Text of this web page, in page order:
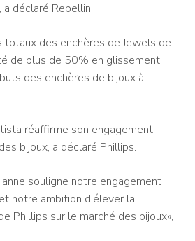
déclaré Repellin.
totaux des enchères de Jewels de
de plus de 50% en glissement
des enchères de bijoux à
réaffirme son engagement
bijoux, a déclaré Phillips.
souligne notre engagement
notre ambition d'élever la
Phillips sur le marché des bijoux»,